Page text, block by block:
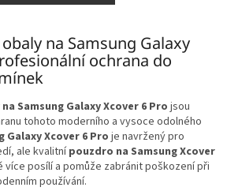
na Samsung Galaxy
ochrana do
Samsung Galaxy Xcover 6 Pro jsou
tohoto moderního a vysoce odolného
Galaxy Xcover 6 Pro je navržený pro
ale kvalitnípouzdro na Samsung Xcover
posílí a pomůže zabránit poškození při
používání.